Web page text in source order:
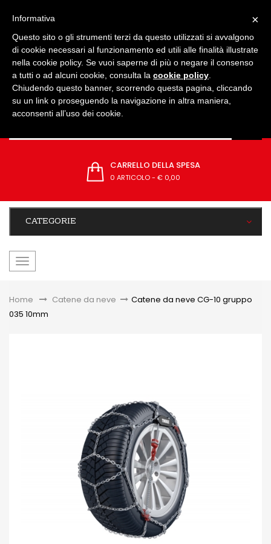
CARRELLO DELLA SPESA
0 ARTICOLO- € 0,00
CATEGORIE
navigazione
Home &gt;Catene da neve > Catene da neve CG-10 gruppo
035 10mm
×
Informativa
Questo sito o gli strumenti terzi da questo utilizzati si avvalgono
di cookie necessari al funzionamento ed utili alle finalità illustrate
nella cookie policy. Se vuoi saperne di più o negare il consenso
a tutti o ad alcuni cookie, consulta la cookie policy
Chiudendo questo banner, scorrendo questa pagina, cliccando
su un link o proseguendo la navigazione in altra maniera,
acconsenti all’uso dei cookie.